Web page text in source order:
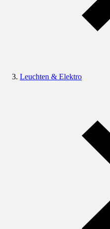
Leuchten & Elektro